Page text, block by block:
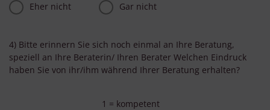
Eher nicht
Gar nicht
4) Bitte erinnern Sie sich noch einmal an Ihre Beratung,
speziell an Ihre Beraterin/ Ihren Berater Welchen Eindruck
haben Sie von ihr/ihm während Ihrer Beratung erhalten?
1 = kompetent